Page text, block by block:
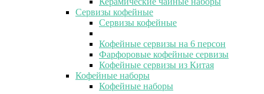
Сервизы кофейные
Сервизы кофейные
Кофейные сервизы на 6 персон
Фарфоровые кофейные сервизы
Кофейные сервизы из Китая
Кофейные наборы
Кофейные наборы